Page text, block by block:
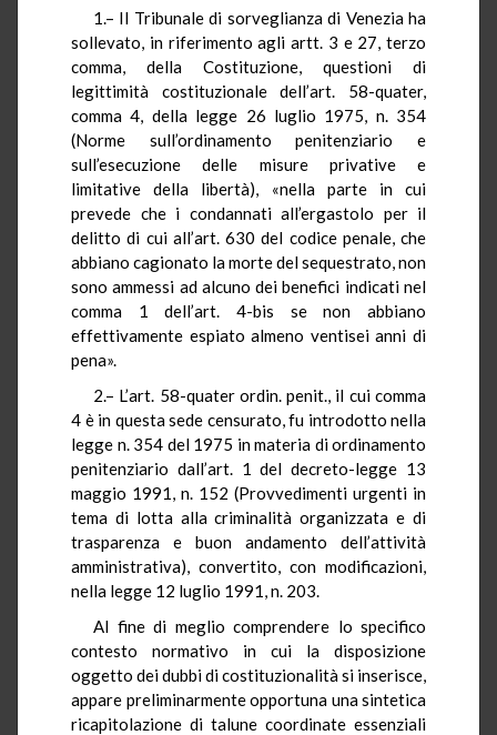
1.– Il Tribunale di sorveglianza di Venezia ha
sollevato, in riferimento agli artt. 3 e 27, terzo
comma, della Costituzione, questioni di
legittimità costituzionale dell’art. 58-quater,
comma 4, della legge 26 luglio 1975, n. 354
(Norme sull’ordinamento penitenziario e
sull’esecuzione delle misure privative e
limitative della libertà), «nella parte in cui
prevede che i condannati all’ergastolo per il
delitto di cui all’art. 630 del codice penale, che
abbiano cagionato la morte del sequestrato, non
sono ammessi ad alcuno dei benefici indicati nel
comma 1 dell’art. 4-bis se non abbiano
effettivamente espiato almeno ventisei anni di
pena».
2.– L’art. 58-quater ordin. penit., il cui comma
4 è in questa sede censurato, fu introdotto nella
legge n. 354 del 1975 in materia di ordinamento
penitenziario dall’art. 1 del decreto-legge 13
maggio 1991, n. 152 (Provvedimenti urgenti in
tema di lotta alla criminalità organizzata e di
trasparenza e buon andamento dell’attività
amministrativa), convertito, con modificazioni,
nella legge 12 luglio 1991, n. 203.
Al fine di meglio comprendere lo specifico
contesto normativo in cui la disposizione
oggetto dei dubbi di costituzionalità si inserisce,
appare preliminarmente opportuna una sintetica
ricapitolazione di talune coordinate essenziali